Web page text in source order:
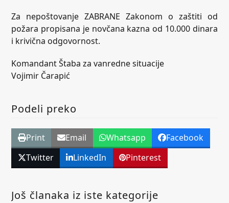
Za nepoštovanje ZABRANE Zakonom o zaštiti od
požara propisana je novčana kazna od 10.000 dinara
i krivična odgovornost.
Komandant Štaba za vanredne situacije
Vojimir Čarapić
Podeli preko
Print Email Whatsapp
Facebook
Twitter
LinkedIn Pinterest
Još članaka iz iste kategorije